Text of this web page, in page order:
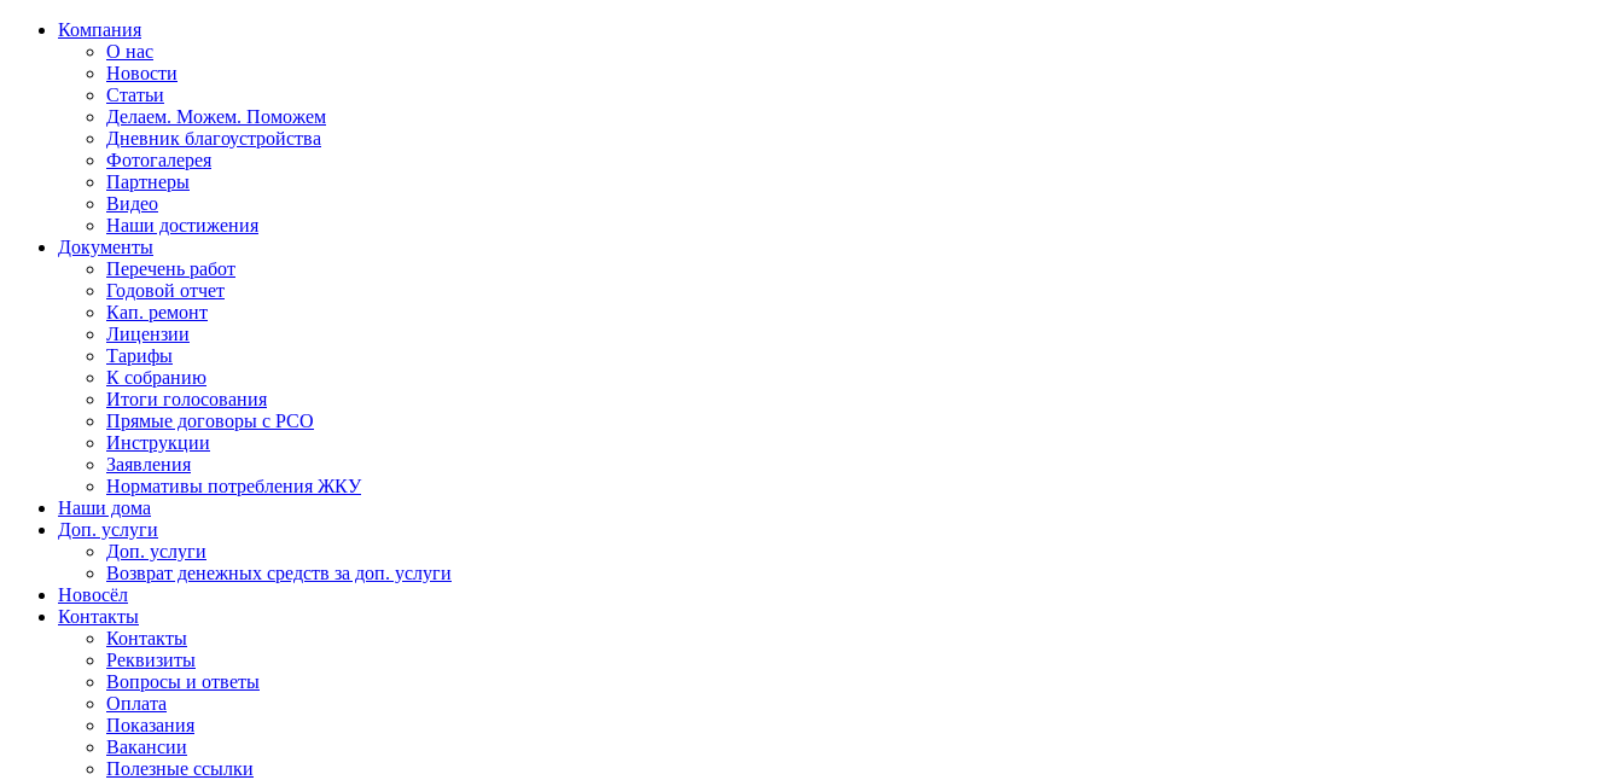
Компания
О нас
Новости
Статьи
Делаем. Можем. Поможем
Дневник благоустройства
Фотогалерея
Партнеры
Видео
Наши достижения
Документы
Перечень работ
Годовой отчет
Кап. ремонт
Лицензии
Тарифы
К собранию
Итоги голосования
Прямые договоры с РСО
Инструкции
Заявления
Нормативы потребления ЖКУ
Наши дома
Доп. услуги
Доп. услуги
Возврат денежных средств за доп. услуги
Новосёл
Контакты
Контакты
Реквизиты
Вопросы и ответы
Оплата
Показания
Вакансии
Полезные ссылки